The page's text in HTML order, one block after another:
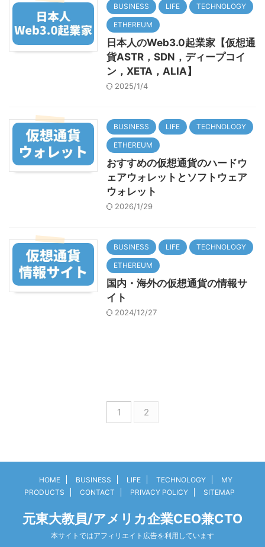
BUSINESS LIFE TECHNOLOGY
ETHEREUM
日本人のWeb3.0起業家【仮想通
貨ASTR，SDN，ディープコイ
ン，XETA，ALIA】
2025/1/4
BUSINESS LIFE TECHNOLOGY
ETHEREUM
おすすめの仮想通貨のハードウ
ェアウォレットとソフトウェア
ウォレット
2026/1/29
BUSINESS LIFE TECHNOLOGY
ETHEREUM
国内・海外の仮想通貨の情報サ
イト
2024/12/27
1 2
HOME BUSINESS LIFE TECHNOLOGY
MY
PRODUCTS
CONTACT PRIVACY POLICY SITEMAP
元東大教員/アメリカ企業CEO兼CTO
本サイトではアフィリエイト広告を利用しています